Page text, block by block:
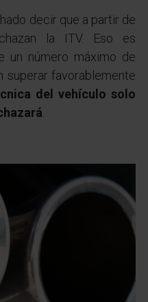
decir que a partir de
la ITV. Eso es
un número máximo de
superar favorablemente
del vehículo solo